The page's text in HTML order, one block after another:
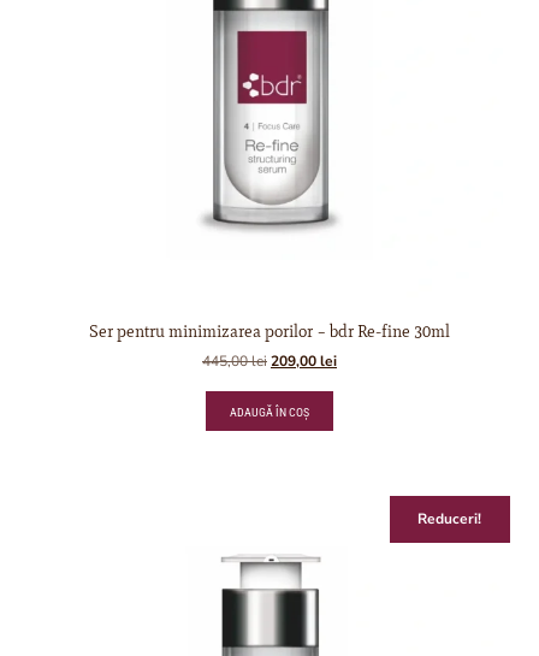
Ser pentru minimizarea porilor – bdr Re-fine 30ml
445,00lei209,00lei
ADAUGĂ ÎN COȘ
Reduceri!